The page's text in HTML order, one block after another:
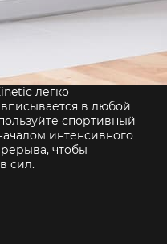
легко
в любой
спортивный
интенсивного
чтобы
сил.